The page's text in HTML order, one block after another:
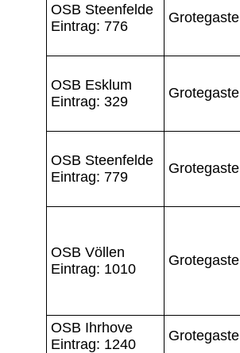
OSB Steenfelde
Eintrag: 776
Grotegaste
OSB Esklum
Eintrag: 329
Grotegaste
OSB Steenfelde
Eintrag: 779
Grotegaste
OSB Völlen
Eintrag: 1010
Grotegaste
OSB Ihrhove
Eintrag: 1240
Grotegaste